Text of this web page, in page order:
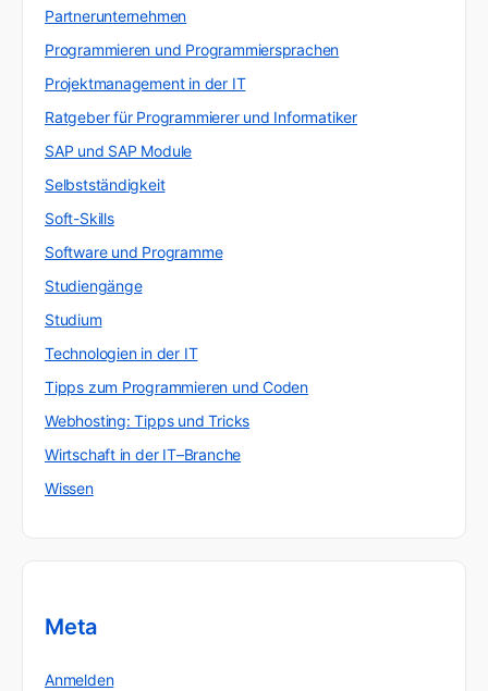
Partnerunternehmen
Programmieren und Programmiersprachen
Projektmanagement in der IT
Ratgeber für Programmierer und Informatiker
SAP und SAP Module
Selbstständigkeit
Soft-Skills
Software und Programme
Studiengänge
Studium
Technologien in der IT
Tipps zum Programmieren und Coden
Webhosting: Tipps und Tricks
Wirtschaft in der IT–Branche
Wissen
Meta
Anmelden